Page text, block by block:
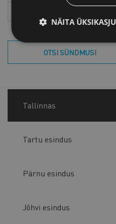
Kuu
OTSI SÜNDMUSI
Tallinnas
Tartu esindus
Pärnu esindus
Jõhvi esindus
NÄITA ÜKSIKASJU